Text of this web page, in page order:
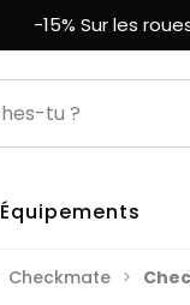
-15% Sur les
Équipements
Checkmate